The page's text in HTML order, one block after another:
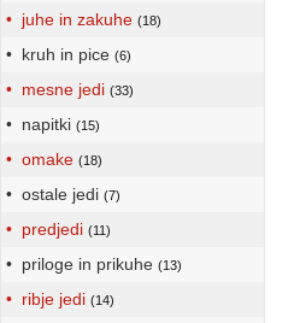
• juhe in zakuhe (18)
• kruh in pice (6)
• mesne jedi (33)
• napitki (15)
• omake (18)
• ostale jedi (7)
• predjedi (11)
• priloge in prikuhe (13)
• ribje jedi (14)